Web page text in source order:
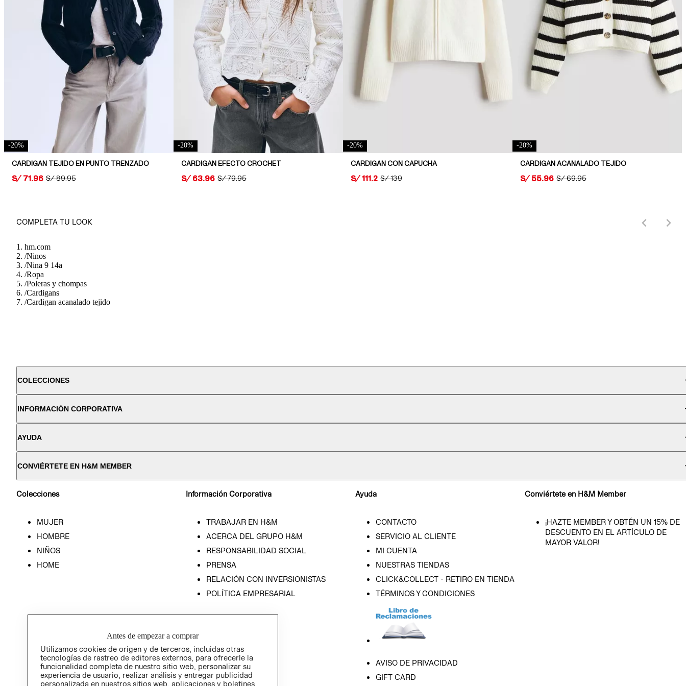
-20%
CARDIGAN TEJIDO EN PUNTO TRENZADO
ORIGINAL PRICE:
S/ 89.95
PRICE:
S/ 71.96
-20%
CARDIGAN EFECTO CROCHET
ORIGINAL PRICE:
S/ 79.95
PRICE:
S/ 63.96
-20%
CARDIGAN CON CAPUCHA
ORIGINAL PRICE:
S/ 139
PRICE:
S/ 111.2
-20%
CARDIGAN ACANALADO TEJIDO
ORIGINAL PRICE:
S/ 69.95
PRICE:
S/ 55.96
COMPLETA TU LOOK
hm.com
/Ninos
/Nina 9 14a
/Ropa
/Poleras y chompas
/Cardigans
/Cardigan acanalado tejido
COLECCIONES
INFORMACIÓN CORPORATIVA
AYUDA
CONVIÉRTETE EN H&M MEMBER
Colecciones
MUJER
HOMBRE
NIÑOS
HOME
Información Corporativa
TRABAJAR EN H&M
ACERCA DEL GRUPO H&M
RESPONSABILIDAD SOCIAL
PRENSA
RELACIÓN CON INVERSIONISTAS
POLÍTICA EMPRESARIAL
Ayuda
CONTACTO
SERVICIO AL CLIENTE
MI CUENTA
NUESTRAS TIENDAS
CLICK&COLLECT - RETIRO EN TIENDA
TÉRMINOS Y CONDICIONES
AVISO DE PRIVACIDAD
GIFT CARD
Conviértete en H&M Member
¡HAZTE MEMBER Y OBTÉN UN 15% DE
DESCUENTO EN EL ARTÍCULO DE
MAYOR VALOR!
Antes de empezar a comprar
Utilizamos cookies de origen y de terceros, incluidas otras
tecnologías de rastreo de editores externos, para ofrecerle la
funcionalidad completa de nuestro sitio web, personalizar su
experiencia de usuario, realizar análisis y entregar publicidad
personalizada en nuestros sitios web, aplicaciones y boletines